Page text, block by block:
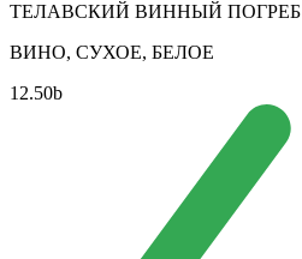
ТЕЛАВСКИЙ ВИННЫЙ ПОГРЕБ
ВИНО, СУХОЕ, БЕЛОЕ
12.50b